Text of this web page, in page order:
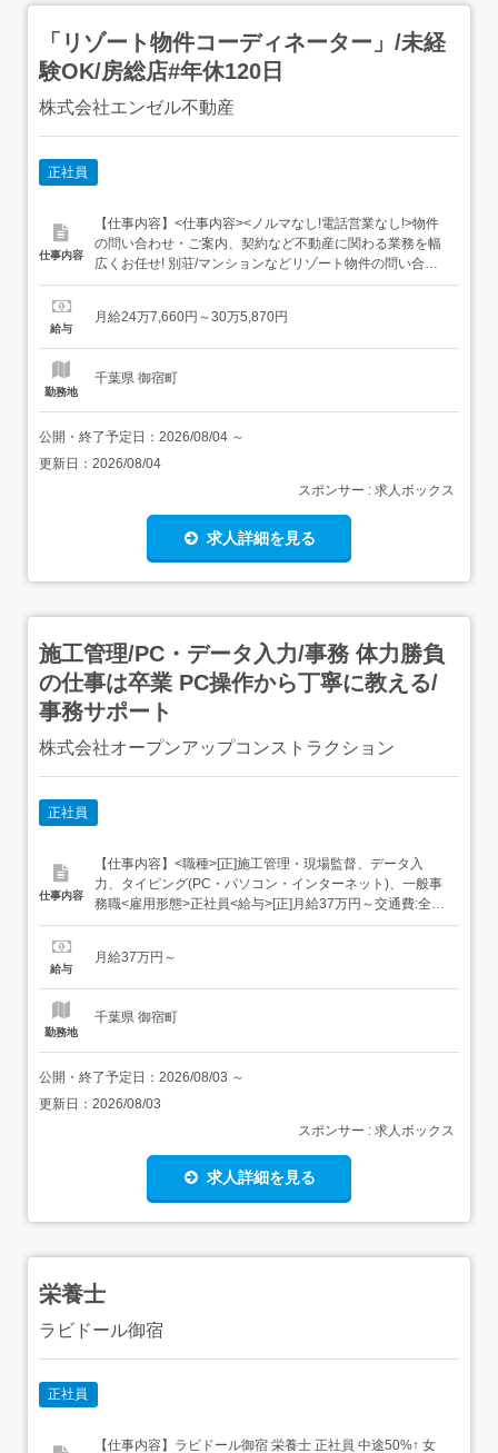
「リゾート物件コーディネーター」/未経
験OK/房総店#年休120日
株式会社エンゼル不動産
正社員
仕事内容
【仕事内容】<仕事内容><ノルマなし!電話営業なし!>物件
の問い合わせ・ご案内、契約など不動産に関わる業務を幅
広くお任せ! 別荘/マンションなどリゾート物件の問い合わ
せ・ご案内 商品説明・契約 物件の写真撮影・チェック・簡
どの作成 電話対応 SNS管理<雇入れ直後>上記業務<変更の
給与
月給24万7,660円～30万5,870円
勤務地
千葉県 御宿町
公開・終了予定日： 2026/08/04 ～
更新日： 2026/08/04
スポンサー : 求人ボックス
求人詳細を見る
施工管理/PC・データ入力/事務 体力勝負
の仕事は卒業 PC操作から丁寧に教える/
事務サポート
株式会社オープンアップコンストラクション
正社員
仕事内容
【仕事内容】<職種>[正]施工管理・現場監督、データ入
力、タイピング(PC・パソコン・インターネット)、一般事
務職<雇用形態>正社員<給与>[正]月給37万円～交通費:全額
支給 [正]には、固定残業代:49,143円 20時間相当分が含ま
支払いします。 試用期間:3ヶ月/正社員/月給37万円月給額
給与
月給37万円～
勤務地
千葉県 御宿町
公開・終了予定日： 2026/08/03 ～
更新日： 2026/08/03
スポンサー : 求人ボックス
求人詳細を見る
栄養士
ラビドール御宿
正社員
【仕事内容】ラビドール御宿 栄養士 正社員 中途50%↑ 女